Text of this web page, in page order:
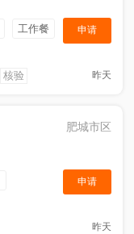
工作餐
申请
核验 昨天
肥城市区
申请
昨天